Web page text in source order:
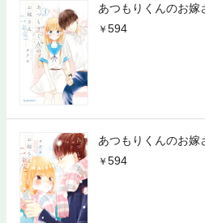
あつもりくんのお嫁
594
あつもりくんのお嫁
594